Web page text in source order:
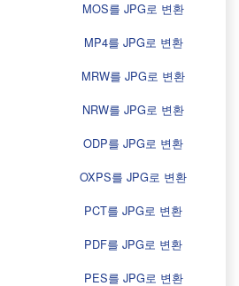
MOS를 JPG로 변환
MP4를 JPG로 변환
MRW를 JPG로 변환
NRW를 JPG로 변환
ODP를 JPG로 변환
OXPS를 JPG로 변환
PCT를 JPG로 변환
PDF를 JPG로 변환
PES를 JPG로 변환